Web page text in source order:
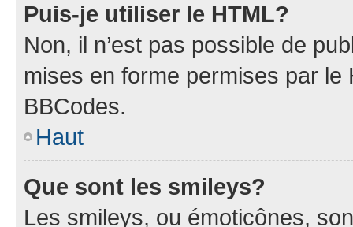
Puis-je utiliser le HTML?
Non, il n’est pas possible de
mises en forme permises par
BBCodes.
Haut
Que sont les smileys?
Les smileys, ou émoticônes,